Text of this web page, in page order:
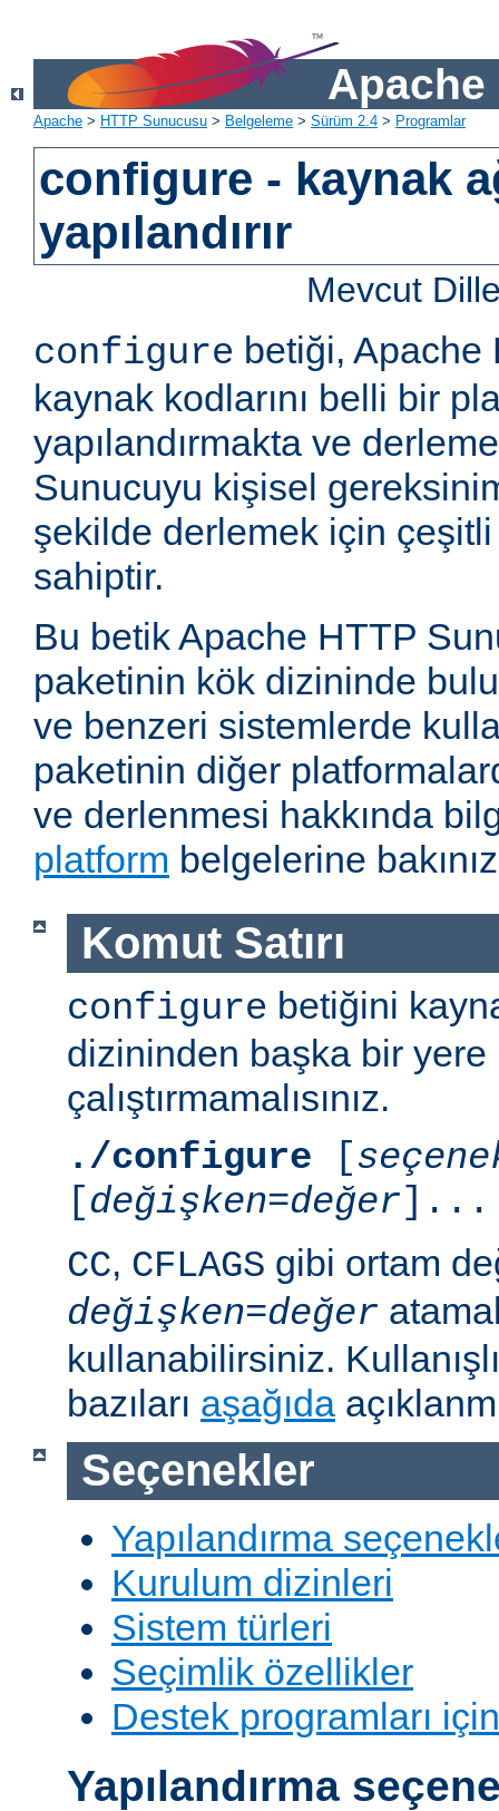
Apache
Apache > HTTP Sunucusu > Belgeleme > Sürüm 2.4 > Programlar
configure - kaynak
yapılandırır
Mevcut
configure betiği, Apache
kaynak kodlarını belli bir
yapılandırmakta ve
Sunucuyu kişisel
şekilde derlemek için
sahiptir.
Bu betik Apache HTTP
paketinin kök dizininde
ve benzeri sistemlerde
paketinin diğer
ve derlenmesi hakkında
platform belgelerine
Komut Satırı
configure betiğini
dizininden başka bir yere
çalıştırmamalısınız.
./configure [
[değişken=değer]...
CC, CFLAGS gibi ortam
değişken=değer
kullanabilirsiniz.
bazıları aşağıda
Seçenekler
Yapılandırma
Kurulum dizinleri
Sistem türleri
Seçimlik özellikler
Destek programları
Yapılandırma